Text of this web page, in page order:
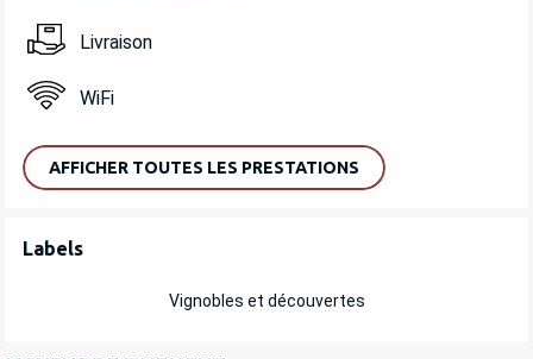
Livraison
WiFi
AFFICHER TOUTES LES PRESTATIONS
OFFRES DE PRESTATIONS
Labels
Labels
Vignobles et découvertes